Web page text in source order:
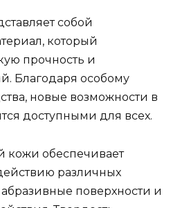
собой
который
прочность и
Благодаря особому
новые возможности в
доступными для всех.
кожи обеспечивает
различных
абразивные поверхности и